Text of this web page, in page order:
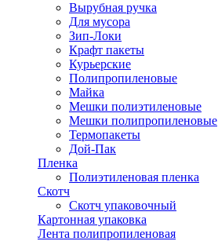
Вырубная ручка
Для мусора
Зип-Локи
Крафт пакеты
Курьерские
Полипропиленовые
Майка
Мешки полиэтиленовые
Мешки полипропиленовые
Термопакеты
Дой-Пак
Пленка
Полиэтиленовая пленка
Скотч
Скотч упаковочный
Картонная упаковка
Лента полипропиленовая